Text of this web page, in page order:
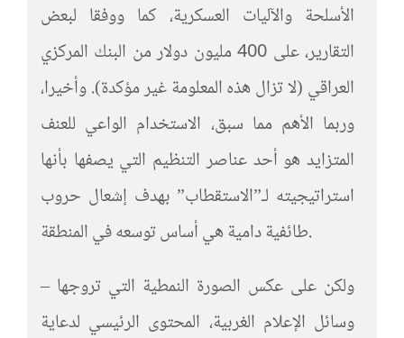
الأسلحة والآليات العسكرية، كما ووفقا لبعض
التقارير، على 400 مليون دولار من البنك المركزي
العراقي (لا تزال هذه المعلومة غير مؤكدة). وأخيرا،
وربما الأهم مما سبق، الاستخدام الواعي للعنف
المتزايد هو أحد عناصر التنظيم التي يصفها بأنها
استراتيجيته لـ”الاستقطاب” بهدف إشعال حروب
طائفية دامية هي أساس توسعه في المنطقة.
– ولكن على عكس الصورة النمطية التي تروجها
وسائل الإعلام الغربية، المحتوى الرئيسي لدعاية